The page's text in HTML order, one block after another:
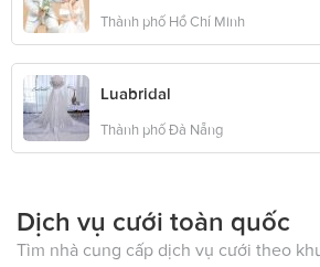
Thành phố Hồ Chí Minh
Luabridal
Thành phố Đà Nẵng
Dịch vụ cưới toàn quốc
Tìm nhà cung cấp dịch vụ cưới theo